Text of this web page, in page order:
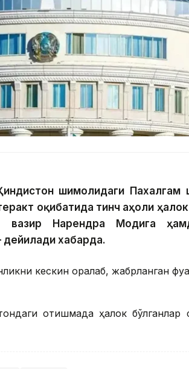
шимолидаги Пахалгам
оқибатида тинч аҳоли
вазир Нарендра Модига
хабарда.
кескин қоралаб, жабрланган
отишмада ҳалок бўлганлар